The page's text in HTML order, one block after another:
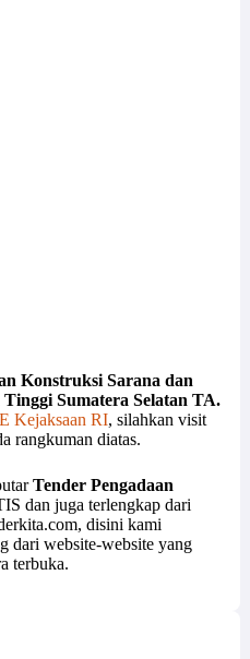
Konstruksi Sarana dan
Sumatera Selatan TA.
Kejaksaan RI, silahkan visit
rangkuman diatas.
Tender Pengadaan
dan juga terlengkap dari
disini kami
dari website-website yang
terbuka.